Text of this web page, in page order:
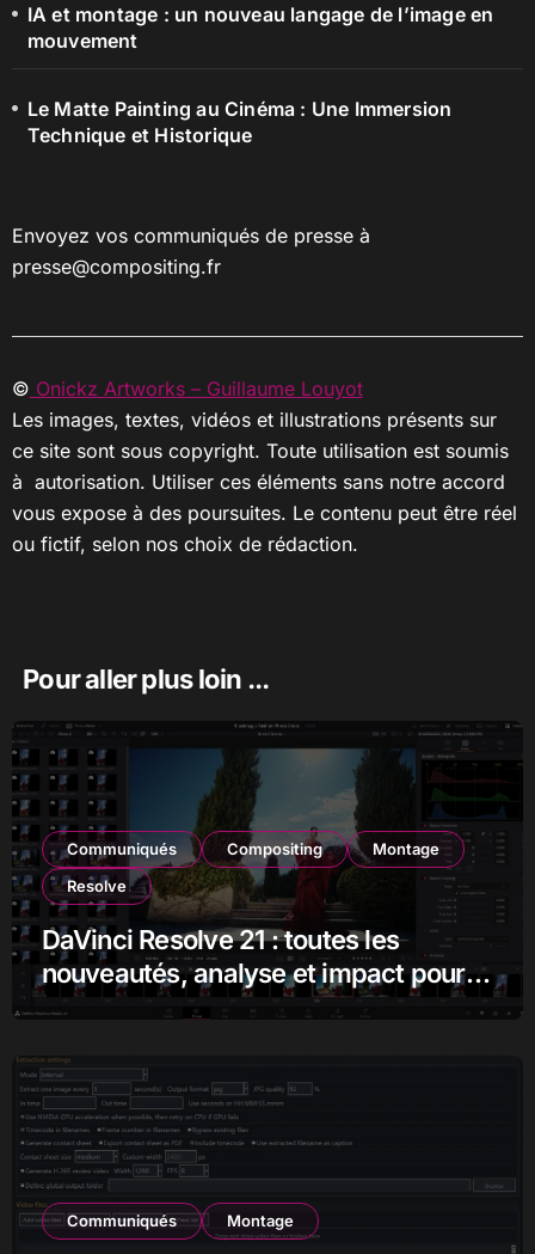
IA et montage : un nouveau langage de l’image en
mouvement
Le Matte Painting au Cinéma : Une Immersion
Technique et Historique
Envoyez vos communiqués de presse à
presse@compositing.fr
© Onickz Artworks – Guillaume Louyot
Les images, textes, vidéos et illustrations présents sur
ce site sont sous copyright. Toute utilisation est soumis
à autorisation. Utiliser ces éléments sans notre accord
vous expose à des poursuites. Le contenu peut être réel
ou fictif, selon nos choix de rédaction.
Pour aller plus loin ...
Communiqués Compositing
Montage
Resolve
DaVinci Resolve 21 : toutes les
nouveautés, analyse et impact pour
les monteurs, étalonneurs et
Communiqués Montage